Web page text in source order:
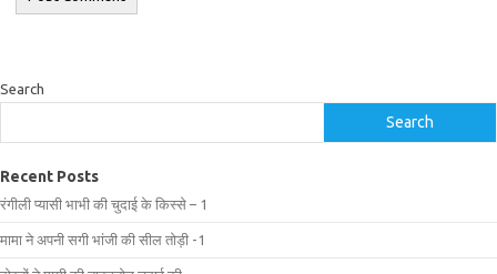
Search
Search
Recent Posts
रंगीली प्यासी भाभी की चुदाई के किस्से – 1
मामा ने अपनी सगी भांजी की सील तोड़ी -1